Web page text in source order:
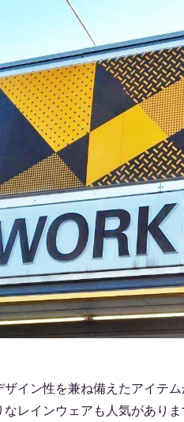
ザイン性を兼ね備えたアイテ
なレインウェアも人気があり